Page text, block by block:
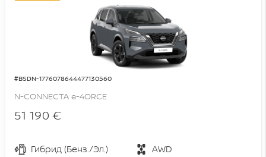
#BSDN-1776078644477130560
N-CONNECTA e-4ORCE
51 190 €
Гибрид (Бенз./Эл.)
AWD